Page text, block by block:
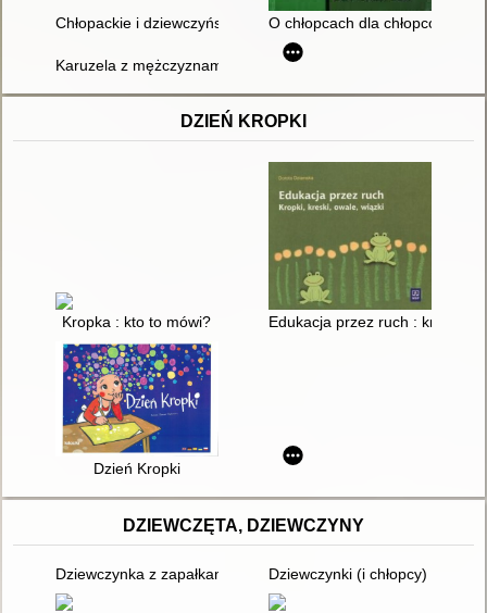
Chłopackie i dziewczyńskie czytanieO chłopcach dla chłopców
Karuzela z mężczyznami : problematyka męskosci w polskich
DZIEŃ KROPKI
Kropka : kto to mówi? Edukacja przez ruch : kropki,
Dzień Kropki
DZIEWCZĘTA, DZIEWCZYNY
Dziewczynka z zapałkami : archetyp zrezygnowanej
Dziewczynki (i chłopcy) latają